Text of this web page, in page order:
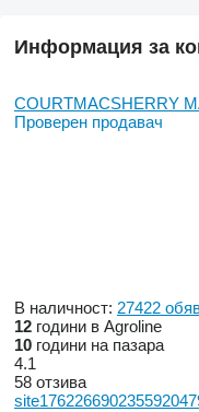
Информация за
COURTMACSHERRY
Проверен продавач
В наличност: 27422
12 години в Agroline
10 години на пазара
4.1
58 отзива